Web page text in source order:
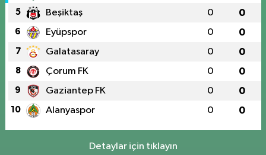
5 Beşiktaş 0 0
6 Eyüpspor 0 0
7 Galatasaray 0 0
8 Çorum FK 0 0
9 Gaziantep FK 0 0
10 Alanyaspor 0 0
Detaylar için tıklayın